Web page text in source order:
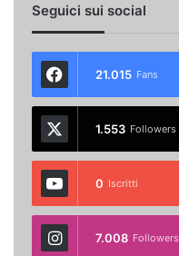
Seguici sui social
21.015 Fans
1.553 Followers
0 Iscritti
7.008 Followers